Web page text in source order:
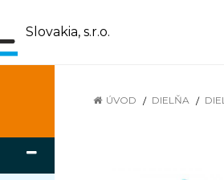
Slovakia, s.r.o.
ÚVOD DIELŇA